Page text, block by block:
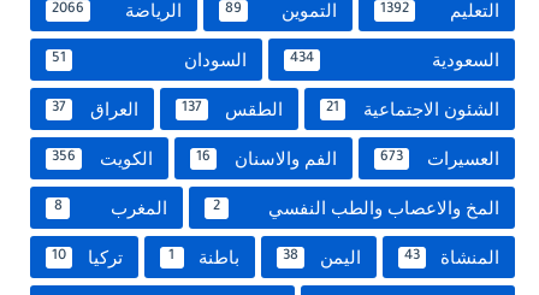
التعليم 1392 التموين 89 الرياضة 2066
السعودية 434 السودان 51
الشئون الاجتماعية 21 الطقس 137 العراق 37
العسيرات 673 الفم والاسنان 16 الكويت 356
المخ والاعصاب والطب النفسي 2 المغرب 8
المنشاة 43 اليمن 38 باطنة 1 تركيا 10